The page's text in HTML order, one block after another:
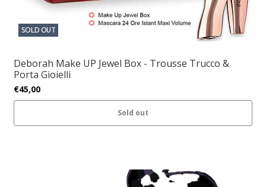
SOLD OUT
Deborah Make UP Jewel Box - Trousse Trucco &
Porta Gioielli
€45,00
Sold out